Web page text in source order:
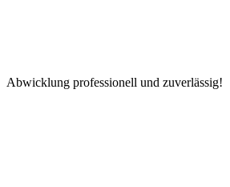
Abwicklung professionell und zuverlässig!